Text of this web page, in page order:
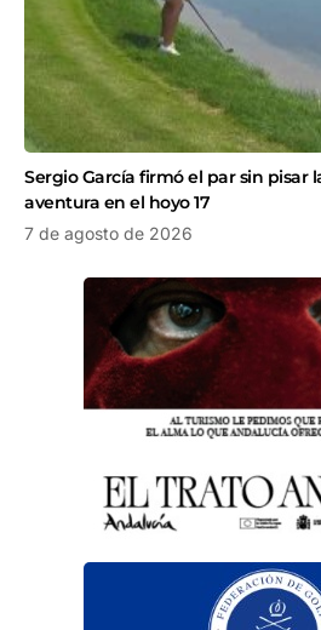
Sergio García firmó el par sin pisar
aventura en el hoyo 17
7 de agosto de 2026